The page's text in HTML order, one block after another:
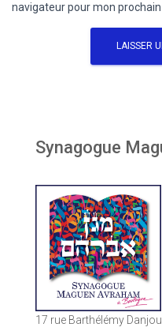
navigateur pour mon
Synagogue
17 rue Barthélémy Danjou